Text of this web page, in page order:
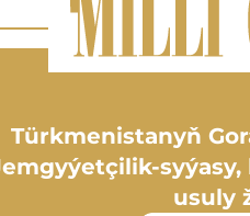
Türkmenistanyň
usuly